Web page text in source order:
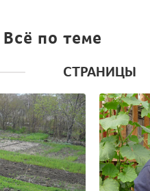
по теме
СТРАНИЦЫ